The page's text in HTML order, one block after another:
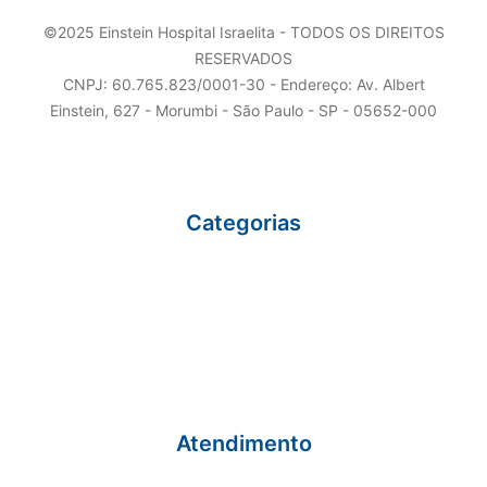
©2025 Einstein Hospital Israelita - TODOS OS DIREITOS
RESERVADOS
CNPJ: 60.765.823/0001-30 - Endereço: Av. Albert
Einstein, 627 - Morumbi - São Paulo - SP - 05652-000
Categorias
Atendimento